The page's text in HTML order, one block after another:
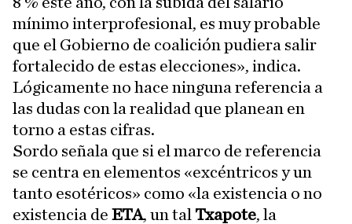
mínimo interprofesional, es muy probable
que el Gobierno de coalición pudiera salir
fortalecido de estas elecciones», indica.
Lógicamente no hace ninguna referencia a
las dudas con la realidad que planean en
torno a estas cifras.
Sordo señala que si el marco de referencia
se centra en elementos «excéntricos y un
tanto esotéricos» como «la existencia o no
existencia de ETA, un tal Txapote, la